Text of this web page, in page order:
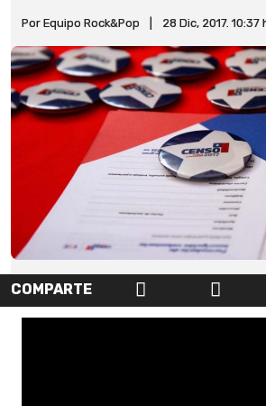
Por Equipo Rock&Pop 28 Dic, 2017. 10:37
COMPARTE